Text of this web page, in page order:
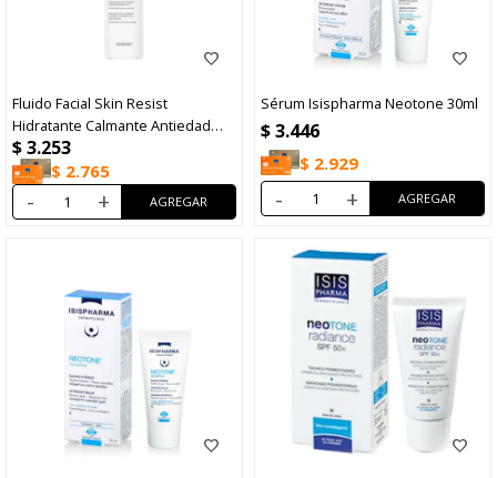
Fluido Facial Skin Resist
Hidratante Calmante Antiedad
50ml
$3.253
$ 2.765
- +
Sérum Isispharma Neotone 30ml
$3.446
$ 2.929
- +